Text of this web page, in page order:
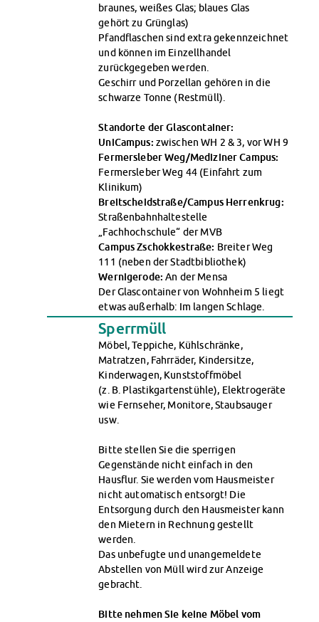
braunes, weißes Glas; blaues Glas
gehört zu Grünglas)
Pfandflaschen sind extra gekennzeichnet
und können im Einzellhandel
zurückgegeben werden.
Geschirr und Porzellan gehören in die
schwarze Tonne (Restmüll).
Standorte der Glascontainer:
UniCampus: zwischen WH 2 & 3, vor WH 9
Fermersleber Weg/Mediziner Campus:
Fermersleber Weg 44 (Einfahrt zum
Klinikum)
Breitscheidstraße/Campus Herrenkrug:
Straßenbahnhaltestelle
„Fachhochschule“ der MVB
Campus Zschokkestraße: Breiter Weg
111 (neben der Stadtbibliothek)
Wernigerode:An der Mensa
Der Glascontainer von Wohnheim 5 liegt
etwas außerhalb: Im langen Schlage.
Sperrmüll
Möbel, Teppiche, Kühlschränke,
Matratzen, Fahrräder, Kindersitze,
Kinderwagen, Kunststoffmöbel
(z. B. Plastikgartenstühle), Elektrogeräte
wie Fernseher, Monitore, Staubsauger
usw.
Bitte stellen Sie die sperrigen
Gegenstände nicht einfach in den
Hausflur. Sie werden vom Hausmeister
nicht automatisch entsorgt! Die
Entsorgung durch den Hausmeister kann
den Mietern in Rechnung gestellt
werden.
Das unbefugte und unangemeldete
Abstellen von Müll wird zur Anzeige
gebracht.
Bitte nehmen Sie keine Möbel vom